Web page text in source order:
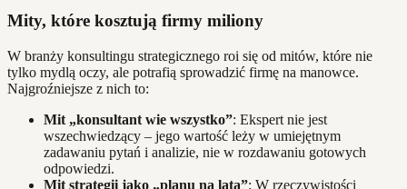
Mity, które kosztują firmy miliony
W branży konsultingu strategicznego roi się od mitów, które nie
tylko mydlą oczy, ale potrafią sprowadzić firmę na manowce.
Najgroźniejsze z nich to:
Mit „konsultant wie wszystko”: Ekspert nie jest
wszechwiedzący – jego wartość leży w umiejętnym
zadawaniu pytań i analizie, nie w rozdawaniu gotowych
odpowiedzi.
Mit strategii jako „planu na lata”: W rzeczywistości